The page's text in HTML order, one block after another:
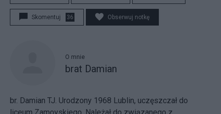
Skomentuj 36 Obserwuj notkę
O mnie
brat Damian
br. Damian TJ. Urodzony 1968 Lublin, uczęszczał do